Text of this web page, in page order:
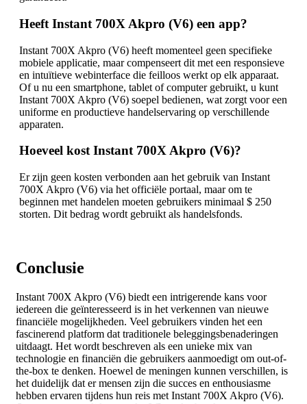
Heeft Instant 700X Akpro (V6) een app?
Instant 700X Akpro (V6) heeft momenteel geen specifieke
mobiele applicatie, maar compenseert dit met een responsieve
en intuïtieve webinterface die feilloos werkt op elk apparaat.
Of u nu een smartphone, tablet of computer gebruikt, u kunt
Instant 700X Akpro (V6) soepel bedienen, wat zorgt voor een
uniforme en productieve handelservaring op verschillende
apparaten.
Hoeveel kost Instant 700X Akpro (V6)?
Er zijn geen kosten verbonden aan het gebruik van Instant
700X Akpro (V6) via het officiële portaal, maar om te
beginnen met handelen moeten gebruikers minimaal $ 250
storten. Dit bedrag wordt gebruikt als handelsfonds.
Conclusie
Instant 700X Akpro (V6) biedt een intrigerende kans voor
iedereen die geïnteresseerd is in het verkennen van nieuwe
financiële mogelijkheden. Veel gebruikers vinden het een
fascinerend platform dat traditionele beleggingsbenaderingen
uitdaagt. Het wordt beschreven als een unieke mix van
technologie en financiën die gebruikers aanmoedigt om out-of-
the-box te denken. Hoewel de meningen kunnen verschillen, is
het duidelijk dat er mensen zijn die succes en enthousiasme
hebben ervaren tijdens hun reis met Instant 700X Akpro (V6).